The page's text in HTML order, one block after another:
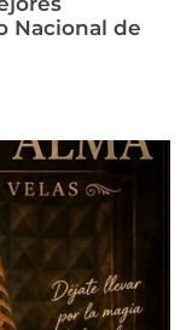
Nacional de